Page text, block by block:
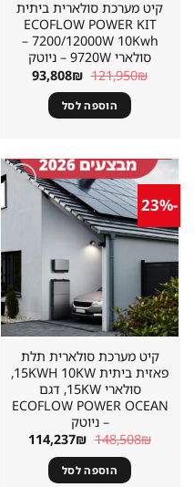
קיט מערכת סולארית ביתית
ECOFLOW POWER KIT
7200/12000W 10Kwh –
סולארי 9720W – ניוטק
121,950₪ המחיר
המקורי
היה:
121,950₪.
93,808₪ המחיר
הוספה לסל
-23%
שמור
קיט מערכת סולארית תלת
פאזית ביתית 15KWH 10KW,
סולארי 15KW, דגם
ECOFLOW POWER OCEAN
– ניוטק
148,508₪ המחיר
המקורי
היה:
148,508₪.
114,237₪ המחיר
הוספה לסל